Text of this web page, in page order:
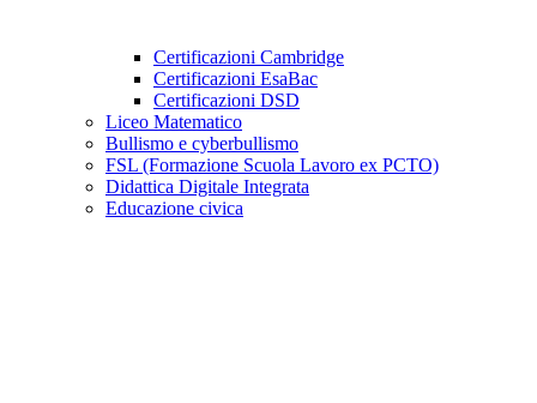
Certificazioni Cambridge
Certificazioni EsaBac
Certificazioni DSD
Liceo Matematico
Bullismo e cyberbullismo
FSL (Formazione Scuola Lavoro ex PCTO)
Didattica Digitale Integrata
Educazione civica